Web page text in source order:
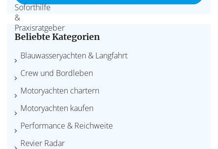
Beliebte Kategorien
Blauwasseryachten & Langfahrt
Crew und Bordleben
Motoryachten chartern
Motoryachten kaufen
Performance & Reichweite
Revier Radar